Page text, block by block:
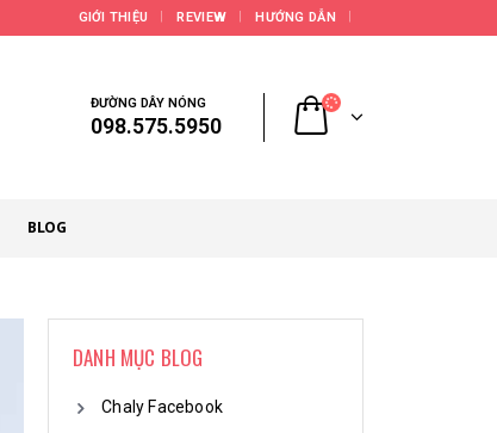
GIỚI THIỆU REVIEW HƯỚNG DẪN
ĐƯỜNG DÂY NÓNG
098.575.5950
BLOG
DANH MỤC BLOG
Chaly Facebook